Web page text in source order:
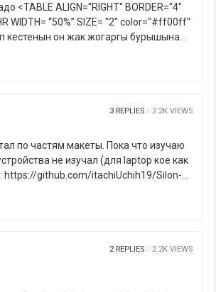
3 REPLIES 2.2K VIEWS
макеты. Пока что изучаю
(для laptop кое как
2 REPLIES 2.2K VIEWS